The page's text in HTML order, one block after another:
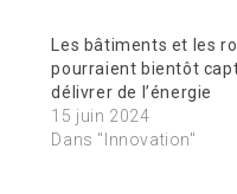
Les bâtiments et les
pourraient bientôt
délivrer de l’énergie
15 juin 2024
Dans "Innovation"